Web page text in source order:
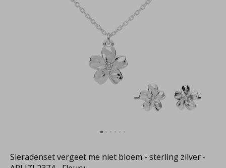
Sieradenset vergeet me niet bloem - sterling zilver -